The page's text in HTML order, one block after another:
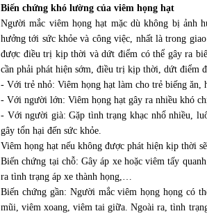
Biến chứng khó lường của viêm họng hạt
Người mắc viêm họng hạt mặc dù không bị ảnh
hưởng tới sức khỏe và công việc, nhất là trong
được điều trị kịp thời và dứt điểm có thể gây ra
cần phải phát hiện sớm, điều trị kịp thời, dứt điểm
- Với trẻ nhỏ: Viêm họng hạt làm cho trẻ biếng ăn,
- Với người lớn: Viêm họng hạt gây ra nhiều khó
- Với người già: Gặp tình trạng khạc nhổ nhiều,
gây tổn hại đến sức khỏe.
Viêm họng hạt nếu không được phát hiện kịp thời
Biến chứng tại chỗ: Gây áp xe hoặc viêm tấy
ra tình trạng áp xe thành họng,…
Biến chứng gần: Người mắc viêm họng họng có
mũi, viêm xoang, viêm tai giữa. Ngoài ra, tình